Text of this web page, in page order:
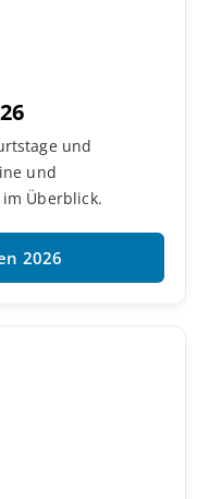
und
und
Überblick.
2026